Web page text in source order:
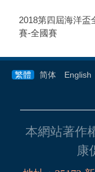
2018第四屆海洋盃
賽-全國賽
繁體 简体 English
本網站著作
康